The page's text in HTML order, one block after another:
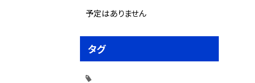
予定はありません
タグ